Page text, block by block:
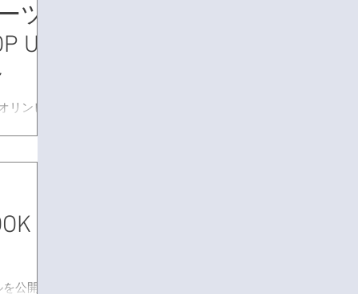
ツ
UP
リンピ
並びま
月～土
公開し